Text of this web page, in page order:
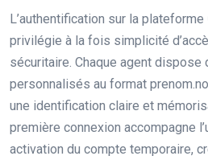
L’authentification sur la plateforme
privilégie à la fois simplicité
sécuritaire. Chaque agent dispose
personnalisés au format
une identification claire et
première connexion accompagne
activation du compte temporaire,